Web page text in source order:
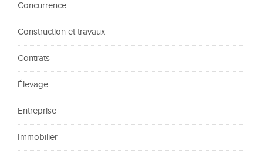
Concurrence
Construction et travaux
Contrats
Élevage
Entreprise
Immobilier